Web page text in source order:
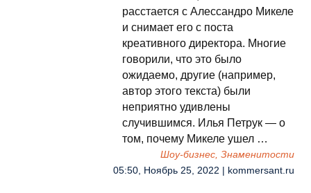
расстается с Алессандро Микеле
и снимает его с поста
креативного директора. Многие
говорили, что это было
ожидаемо, другие (например,
автор этого текста) были
неприятно удивлены
случившимся. Илья Петрук — о
том, почему Микеле ушел …
Шоу-бизнес, Знаменитости
05:50, Ноябрь 25, 2022 | kommersant.ru